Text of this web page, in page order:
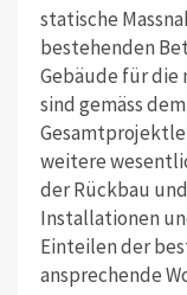
statische
bestehenden
Gebäude für
sind gemäss
weitere
der Rückbau
Installationen
Einteilen der
ansprechende